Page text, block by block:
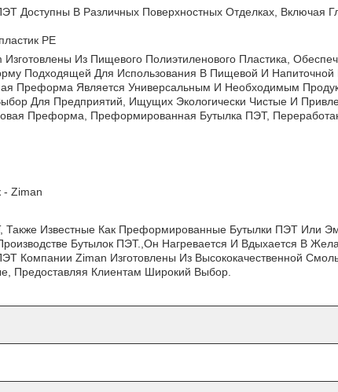
Доступны В Различных Поверхностных Отделках, Включая
PE
Из Пищевого Полиэтиленового Пластика,
Подходящей Для Использования В Пищевой И Напиточной
Преформа Является Универсальным И Необходимым
Для Предприятий, Ищущих Экологически Чистые И
Преформа, Преформированная Бутылка ПЭТ,
Ziman
Известные Как Преформированные Бутылки ПЭТ Или
Бутылок ПЭТ.,Он Нагревается И Вдыхается В
Компании Ziman Изготовлены Из Высококачественной
Предоставляя Клиентам Широкий Выбор.